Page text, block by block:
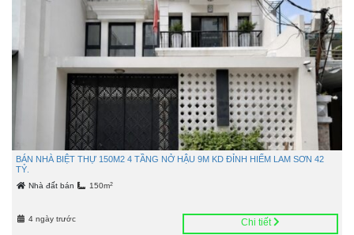
BÁN NHÀ BIỆT THỰ 150M2 4 TẦNG NỞ HẬU 9M KD ĐỈNH HIẾM LAM SƠN 42
TỶ.
Nhà đất bán 150m2
4 ngày trước Chi tiết